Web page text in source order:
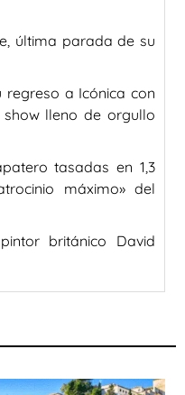
última parada de su
a Icónica con
lleno de orgullo
tasadas en 1,3
máximo» del
británico David